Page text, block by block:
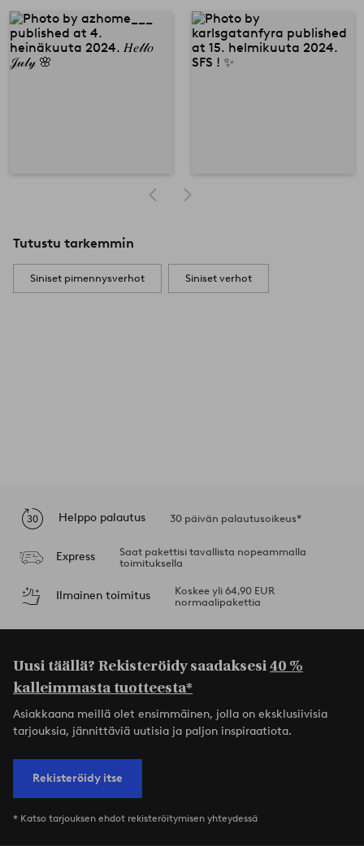
Tutustu tarkemmin
Siniset pimennysverhot Siniset verhot
Helppo palautus 30 päivän palautusoikeus*
Express
Saat pakettisi tavallista nopeammalla
toimituksella
Ilmainen toimitus
Koskee yli 64,90 EUR
normaalipakettia
Uusi täällä? Rekisteröidy saadaksesi40 %
kalleimmasta tuotteesta*
Asiakkaana meillä olet ensimmäinen, jolla on eksklusiivisia
tarjouksia, jännittäviä uutisia ja paljon inspiraatiota.
Rekisteröidy itse
* Katso tarjouksen ehdot rekisteröitymisen yhteydessä